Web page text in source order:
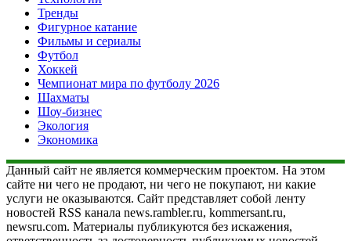
Тренды
Фигурное катание
Фильмы и сериалы
Футбол
Хоккей
Чемпионат мира по футболу 2026
Шахматы
Шоу-бизнес
Экология
Экономика
Данный сайт не является коммерческим проектом. На этом
сайте ни чего не продают, ни чего не покупают, ни какие
услуги не оказываются. Сайт представляет собой ленту
новостей RSS канала news.rambler.ru, kommersant.ru,
newsru.com. Материалы публикуются без искажения,